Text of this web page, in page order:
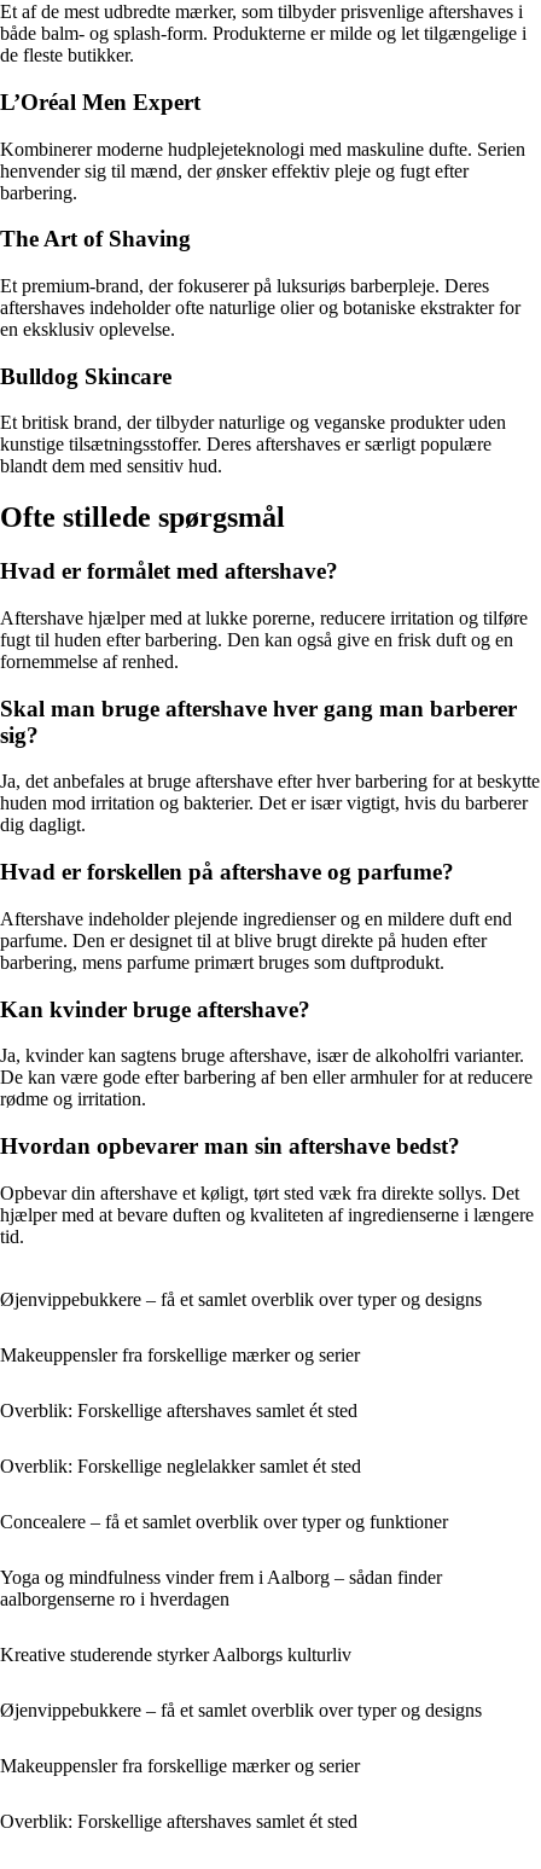
Et af de mest udbredte mærker, som tilbyder prisvenlige aftershaves i
både balm- og splash-form. Produkterne er milde og let tilgængelige i
de fleste butikker.
L’Oréal Men Expert
Kombinerer moderne hudplejeteknologi med maskuline dufte. Serien
henvender sig til mænd, der ønsker effektiv pleje og fugt efter
barbering.
The Art of Shaving
Et premium-brand, der fokuserer på luksuriøs barberpleje. Deres
aftershaves indeholder ofte naturlige olier og botaniske ekstrakter for
en eksklusiv oplevelse.
Bulldog Skincare
Et britisk brand, der tilbyder naturlige og veganske produkter uden
kunstige tilsætningsstoffer. Deres aftershaves er særligt populære
blandt dem med sensitiv hud.
Ofte stillede spørgsmål
Hvad er formålet med aftershave?
Aftershave hjælper med at lukke porerne, reducere irritation og tilføre
fugt til huden efter barbering. Den kan også give en frisk duft og en
fornemmelse af renhed.
Skal man bruge aftershave hver gang man barberer
sig?
Ja, det anbefales at bruge aftershave efter hver barbering for at beskytte
huden mod irritation og bakterier. Det er især vigtigt, hvis du barberer
dig dagligt.
Hvad er forskellen på aftershave og parfume?
Aftershave indeholder plejende ingredienser og en mildere duft end
parfume. Den er designet til at blive brugt direkte på huden efter
barbering, mens parfume primært bruges som duftprodukt.
Kan kvinder bruge aftershave?
Ja, kvinder kan sagtens bruge aftershave, især de alkoholfri varianter.
De kan være gode efter barbering af ben eller armhuler for at reducere
rødme og irritation.
Hvordan opbevarer man sin aftershave bedst?
Opbevar din aftershave et køligt, tørt sted væk fra direkte sollys. Det
hjælper med at bevare duften og kvaliteten af ingredienserne i længere
tid.
Øjenvippebukkere – få et samlet overblik over typer og designs
Makeuppensler fra forskellige mærker og serier
Overblik: Forskellige aftershaves samlet ét sted
Overblik: Forskellige neglelakker samlet ét sted
Concealere – få et samlet overblik over typer og funktioner
Yoga og mindfulness vinder frem i Aalborg – sådan finder
aalborgenserne ro i hverdagen
Kreative studerende styrker Aalborgs kulturliv
Øjenvippebukkere – få et samlet overblik over typer og designs
Makeuppensler fra forskellige mærker og serier
Overblik: Forskellige aftershaves samlet ét sted